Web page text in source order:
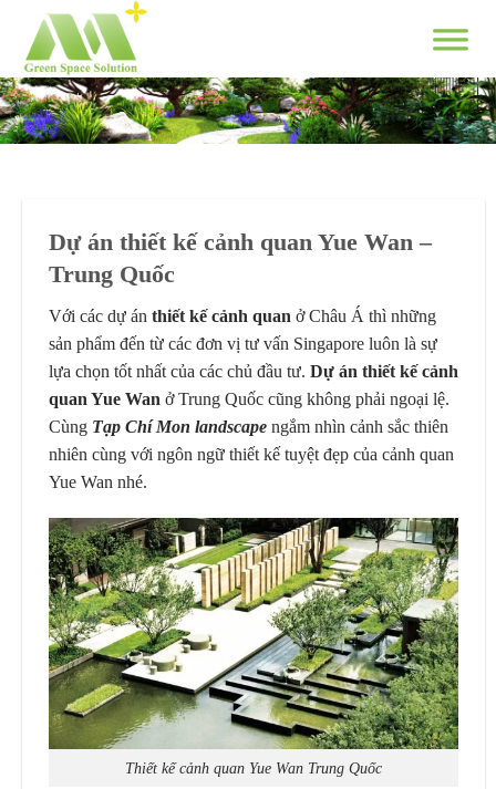
content
Dự án thiết kế cảnh quan Yue Wan –
Trung Quốc
Với các dự án thiết kế cảnh quan ở Châu Á thì những
sản phẩm đến từ các đơn vị tư vấn Singapore luôn là sự
lựa chọn tốt nhất của các chủ đầu tư. Dự án thiết kế cảnh
quan Yue Wan ở Trung Quốc cũng không phải ngoại lệ.
Cùng Tạp Chí Mon landscape ngắm nhìn cảnh sắc thiên
nhiên cùng với ngôn ngữ thiết kế tuyệt đẹp của cảnh quan
Yue Wan nhé.
Thiết kế cảnh quan Yue Wan Trung Quốc